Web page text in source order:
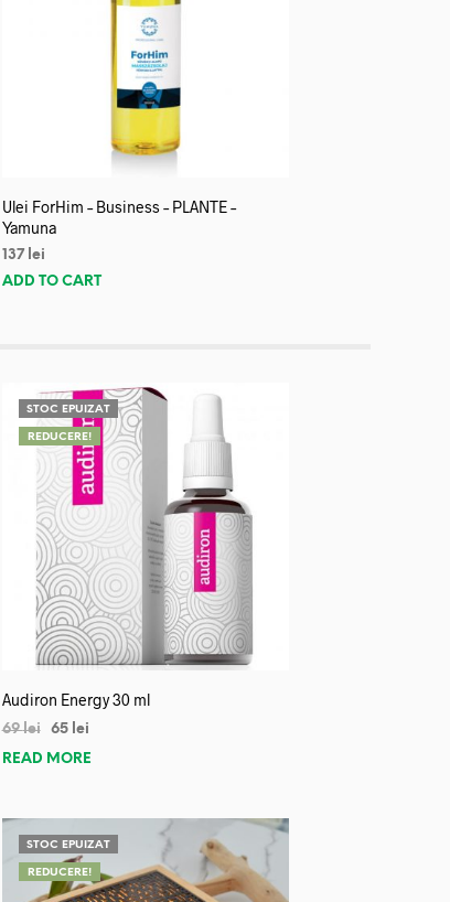
Ulei ForHim – Business – PLANTE –
Yamuna
137 lei
ADD TO CART
STOC EPUIZAT
REDUCERE!
Audiron Energy 30 ml
69lei 65 lei
READ MORE
STOC EPUIZAT
REDUCERE!